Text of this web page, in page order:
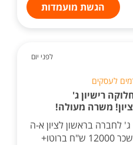
הגשת מועמדות
לפני יום
לעסקים
רישיון ג'
משרה מעולה!
לחברה בראשון לציון א-ה
ללא שישי! יש גם עוזר נהג!! שכר 12000 ש"ח ברוטו+